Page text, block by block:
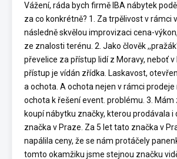
Vážení, ráda bych firmě IBA nábytek
za co konkrétně? 1. Za trpělivost v rámci
následně skvělou improvizaci cena-
ze znalosti terénu. 2. Jako člověk
převelice za přístup lidí z Moravy, neboť
přístup je vídán zřídka. Laskavost,
a ochota. A ochota nejen v rámci prodeje
ochota k řešení event. problému. 3. Mám
koupí nábytku značky, kterou prodávala i
značka v Praze. Za 5 let tato značka v
napálila ceny, že se nám protáčely
tomto okamžiku jsme stejnou značku